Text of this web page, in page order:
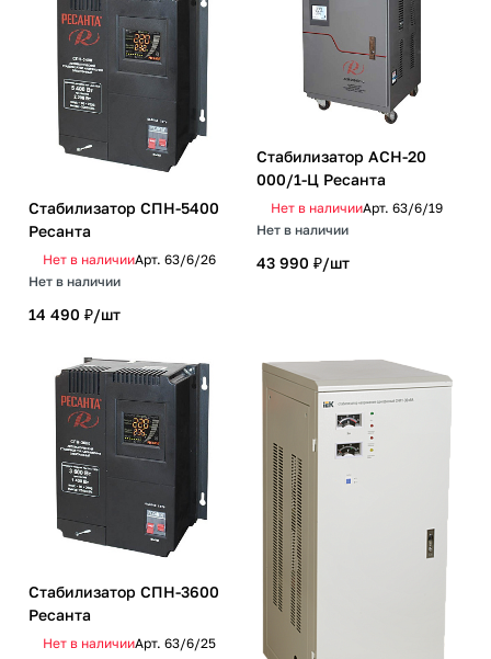
Стабилизатор СПН-5400
Ресанта
Нет в наличииАрт. 63/6/26
Нет в наличии
14 490 ₽/шт
Стабилизатор АСН-20
000/1-Ц Ресанта
Нет в наличииАрт. 63/6/19
Нет в наличии
43 990 ₽/шт
Стабилизатор СПН-3600
Ресанта
Нет в наличииАрт. 63/6/25